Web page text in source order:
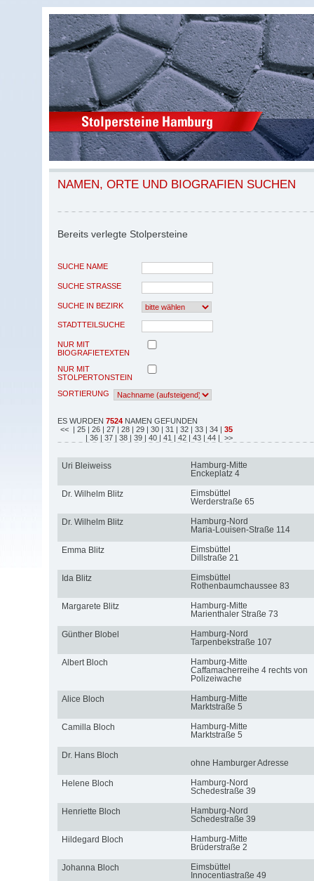
NAMEN, ORTE UND BIOGRAFIEN SUCHEN
Bereits verlegte Stolpersteine
SUCHE NAME
SUCHE STRASSE
SUCHE IN BEZIRK
STADTTEILSUCHE
NUR MIT
BIOGRAFIETEXTEN
NUR MIT
STOLPERTONSTEIN
SORTIERUNG
ES WURDEN 7524 NAMEN GEFUNDEN
<< | 25 | 26 | 27 | 28 | 29 | 30 | 31 | 32 | 33 | 34 | 35
| 36 | 37 | 38 | 39 | 40 | 41 | 42 | 43 | 44 | >>
Uri Bleiweiss
Hamburg-Mitte
Enckeplatz 4
Dr. Wilhelm Blitz
Eimsbüttel
Werderstraße 65
Dr. Wilhelm Blitz
Hamburg-Nord
Maria-Louisen-Straße 114
Emma Blitz
Eimsbüttel
Dillstraße 21
Ida Blitz
Eimsbüttel
Rothenbaumchaussee 83
Margarete Blitz
Hamburg-Mitte
Marienthaler Straße 73
Günther Blobel
Hamburg-Nord
Tarpenbekstraße 107
Albert Bloch
Hamburg-Mitte
Caffamacherreihe 4 rechts von
Polizeiwache
Alice Bloch
Hamburg-Mitte
Marktstraße 5
Camilla Bloch
Hamburg-Mitte
Marktstraße 5
Dr. Hans Bloch
ohne Hamburger Adresse
Helene Bloch
Hamburg-Nord
Schedestraße 39
Henriette Bloch
Hamburg-Nord
Schedestraße 39
Hildegard Bloch
Hamburg-Mitte
Brüderstraße 2
Johanna Bloch
Eimsbüttel
Innocentiastraße 49